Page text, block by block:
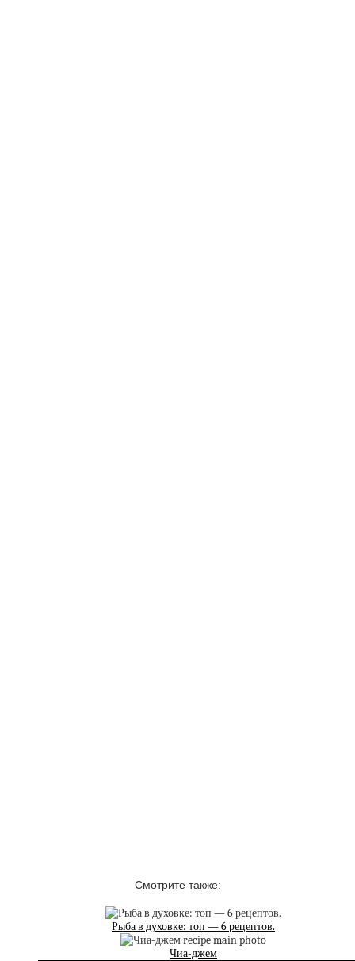
Смотрите также:
Рыба в духовке: топ — 6 рецептов.
Чиа-джем